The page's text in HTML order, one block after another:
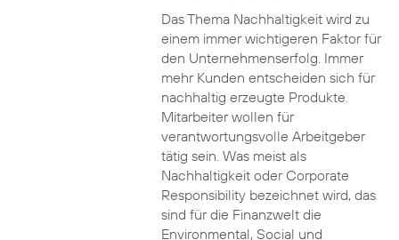
Das Thema Nachhaltigkeit wird zu
einem immer wichtigeren Faktor für
den Unternehmenserfolg. Immer
mehr Kunden entscheiden sich für
nachhaltig erzeugte Produkte.
Mitarbeiter wollen für
verantwortungsvolle Arbeitgeber
tätig sein. Was meist als
Nachhaltigkeit oder Corporate
Responsibility bezeichnet wird, das
sind für die Finanzwelt die
Environmental, Social und